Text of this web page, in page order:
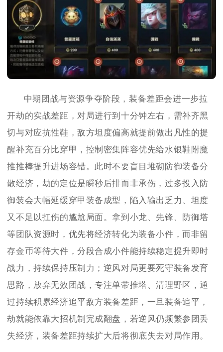
中期团战与资源争夺阶段，装备差距会进一步拉
开劫的实战差距，对局进行到十分钟左右，需补齐黑
切与对应抗性鞋，敌方坦度偏高就提前做出凡性的提
醒补充百分比穿甲，控制密集阵容优先给水银鞋附魔
推推棒提升进场容错。此时不要盲目堆砌防御装备分
散经济，劫的定位是瞬秒后排而非承伤，过多投入防
御装会大幅延缓穿甲装备成型，陷入输出乏力、坦度
又不足以扛伤的尴尬局面。拿到小龙、先锋、防御塔
等团队资源时，优先将经济转化为装备小件，而非留
存金币等待大件，分段合成小件能持续稳定提升即时
战力，持续保持压制力；逆风对局更要死守装备发育
思路，放弃无效团战，专注单带推塔、清理野区，通
过持续积累经济追平敌方装备差距，一旦装备追平，
劫就能依靠大招机制完成翻盘，若逆风仍频繁参团丢
失经济，装备差距持续扩大后将彻底失去对局作用。